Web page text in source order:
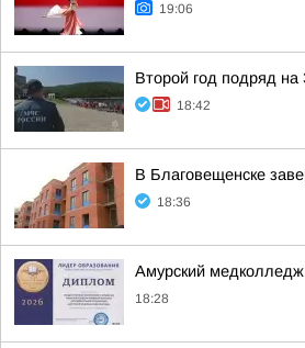
19:06
Второй год подряд
18:42
В Благовещенске
18:36
Амурский
18:28